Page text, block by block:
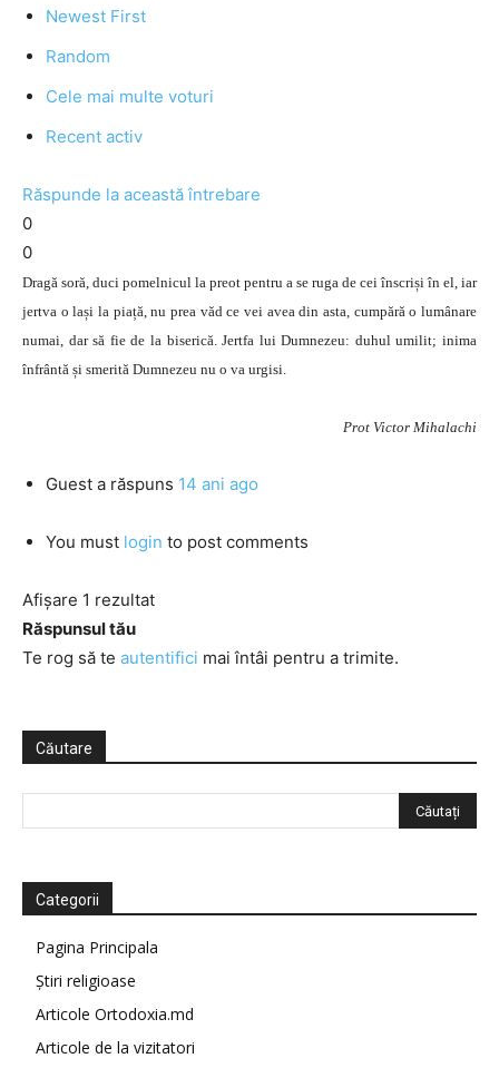
Newest First
Random
Cele mai multe voturi
Recent activ
Răspunde la această întrebare
0
0
Dragă soră, duci pomelnicul la preot pentru a se ruga de cei înscriși în el, iar
jertva o lași la piață, nu prea văd ce vei avea din asta, cumpără o lumânare
numai, dar să fie de la biserică. Jertfa lui Dumnezeu: duhul umilit; inima
înfrântă și smerită Dumnezeu nu o va urgisi.
Prot Victor Mihalachi
Guest a răspuns 14 ani ago
You must login to post comments
Afișare 1 rezultat
Răspunsul tău
Te rog să te autentifici mai întâi pentru a trimite.
Căutare
Categorii
Pagina Principala
Știri religioase
Articole Ortodoxia.md
Articole de la vizitatori